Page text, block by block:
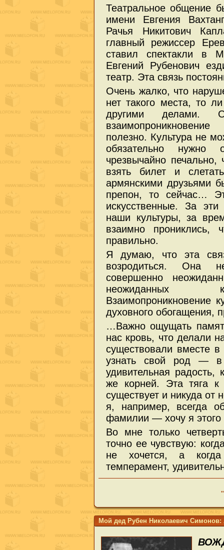
Театральное общение
имени Евгения
Рачья Никитович
главный режиссер
ставил спектакли в
Евгений Рубенович
театр. Эта связь
Очень жалко, что
нет такого места, то
другими делами.
полезно. Культура не
обязательно
чрезвычайно
взять билет и
армянскими друзьями
препон, то сейчас…
искусственные. За эти
наши культуры, за
взаимно
правильно.
Я думаю, что эта
возродиться. Она
совершенно
неожиданных
Взаимопроникновение
духовного обогащения,
…Важно ощущать
нас кровь, что делали
существовали вместе
узнать свой род —
удивительная радость,
же корней. Эта тяга
существует и никуда от
я, например, всегда
фамилии — хочу я этого
Во мне только
точно ее чувствую:
не хочется, а
темперамент,
Мой дед Рубен Николаевич Симонов: